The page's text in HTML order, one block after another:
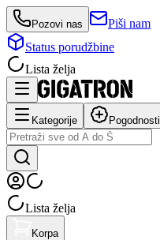
Pozovi nas
Piši nam
Status porudžbine
Lista želja
Kategorije Pogodnosti
Lista želja
Korpa